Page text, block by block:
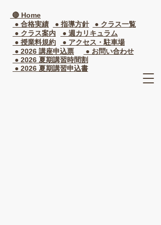
🔴 Home
● 合格実績
● 指導方針
● クラス一覧​
● クラス案内
● 週カリキュラム
● 授業料規約
● アクセス・駐車場
● 2026 夏期講習時間割
● 2026 講座申込票 ● お問い合わせ
● 2026 夏期講習申込書